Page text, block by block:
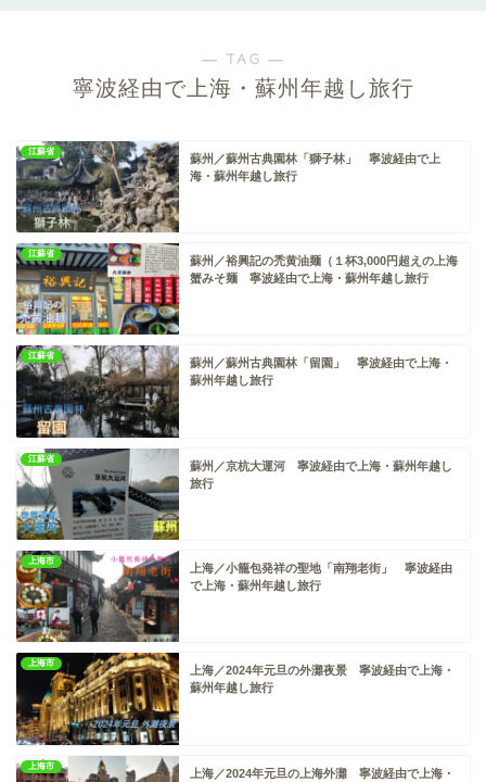
― TAG ―
寧波経由で上海・蘇州年越し旅行
江蘇省
蘇州／蘇州古典園林「獅子林」 寧波経由で上
海・蘇州年越し旅行
江蘇省
蘇州／裕興記の禿黄油麺（１杯3,000円超えの上海
蟹みそ麺 寧波経由で上海・蘇州年越し旅行
江蘇省
蘇州／蘇州古典園林「留園」 寧波経由で上海・
蘇州年越し旅行
江蘇省
蘇州／京杭大運河 寧波経由で上海・蘇州年越し
旅行
上海市
上海／小籠包発祥の聖地「南翔老街」 寧波経由
で上海・蘇州年越し旅行
上海市
上海／2024年元旦の外灘夜景 寧波経由で上海・
蘇州年越し旅行
上海市
上海／2024年元旦の上海外灘 寧波経由で上海・